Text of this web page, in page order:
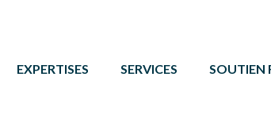
EXPERTISES SERVICES SOUTIEN